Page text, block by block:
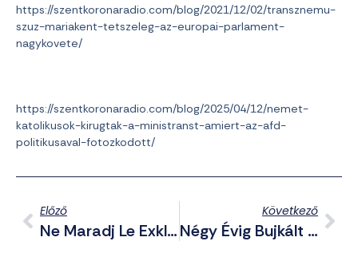
https://szentkoronaradio.com/blog/2021/12/02/transznemu-
szuz-mariakent-tetszeleg-az-europai-parlament-
nagykovete/
https://szentkoronaradio.com/blog/2025/04/12/nemet-
katolikusok-kirugtak-a-ministranst-amiert-az-afd-
politikusaval-fotozkodott/
Előző
Ne Maradj Le Exkluzív Telegram Posztjainkról Sem! – Összefoglaló A Csatornáról Háborús Hírekkel (2025.09.07.)
Következő
Négy Évig Bujkált A Vadonban A Gyermekeivel, A Végén Tűzpárbajban Lelőtték